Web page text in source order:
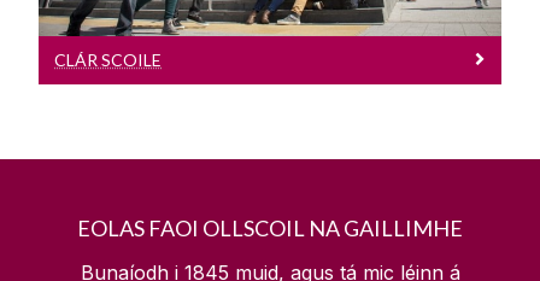
CLÁR SCOILE
EOLAS FAOI OLLSCOIL NA GAILLIMHE
Bunaíodh i 1845 muid, agus tá mic léinn á